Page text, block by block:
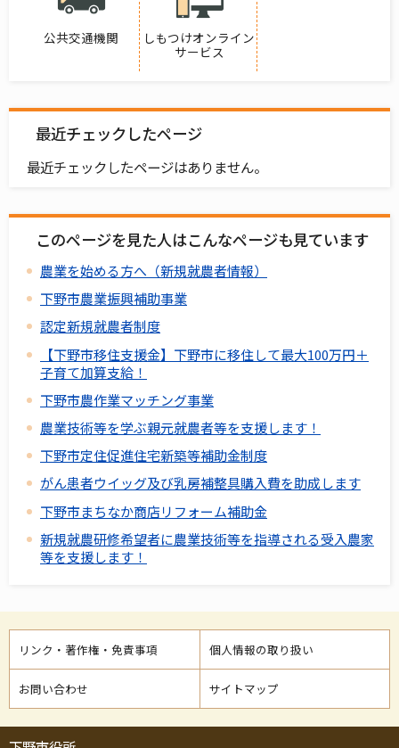
公共交通機関
しもつけオンライン
サービス
最近チェックしたページ
最近チェックしたページはありません。
このページを見た人はこんなページも見ています
農業を始める方へ（新規就農者情報）
下野市農業振興補助事業
認定新規就農者制度
【下野市移住支援金】下野市に移住して最大100万円＋
子育て加算支給！
下野市農作業マッチング事業
農業技術等を学ぶ親元就農者等を支援します！
下野市定住促進住宅新築等補助金制度
がん患者ウイッグ及び乳房補整具購入費を助成します
下野市まちなか商店リフォーム補助金
新規就農研修希望者に農業技術等を指導される受入農家
等を支援します！
リンク・著作権・免責事項 個人情報の取り扱い
お問い合わせ サイトマップ